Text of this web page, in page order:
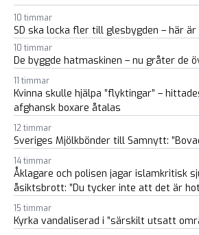
10 timmar
SD ska locka fler till glesbygden – här
10 timmar
De byggde hatmaskinen – nu gråter de
11 timmar
Kvinna skulle hjälpa ”flyktingar” –
afghansk boxare åtalas
12 timmar
Sveriges Mjölkbönder till Samnytt:
14 timmar
Åklagare och polisen jagar islamkritisk
åsiktsbrott: ”Du tycker inte att det är
15 timmar
Kyrka vandaliserad i ”särskilt utsatt